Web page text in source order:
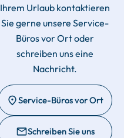
Ihrem Urlaub kontaktieren
Sie gerne unsere Service-
Büros vor Ort oder
schreiben uns eine
Nachricht.
Service-Büros vor Ort
Schreiben Sie uns